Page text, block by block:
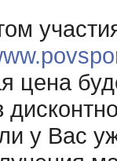
цена
у Вас